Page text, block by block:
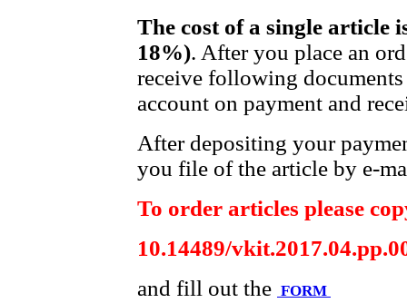
The cost of a single article
18%). After you place an
receive following
account on payment and
After depositing your
you file of the article by e-
To order articles please
10.14489/
and fill out the FORM